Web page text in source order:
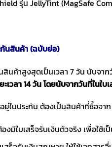
กันสินค้า (ฉบับย่อ)
สินค้าสูงสุดเป็นเวลา 7 วัน นับจา
ะเวลา 14 วัน โดยนับจากวันที่ในใบ
ยู่ในประกัน ต้องเป็นสินค้าที่ซื้อจ
องมีใบเสร็จรับเงินตัวจริง เพื่อใช้